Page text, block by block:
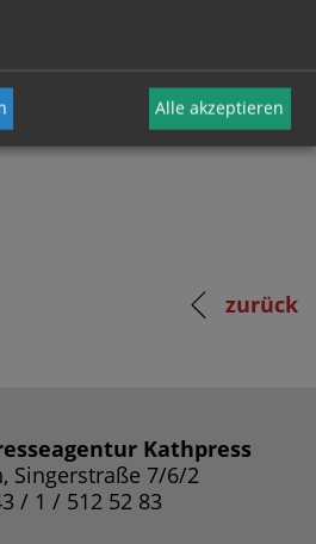
zurück
Kathpress
Singerstraße 7/6/2
/ 1 / 512 52 83
Alle akzeptieren